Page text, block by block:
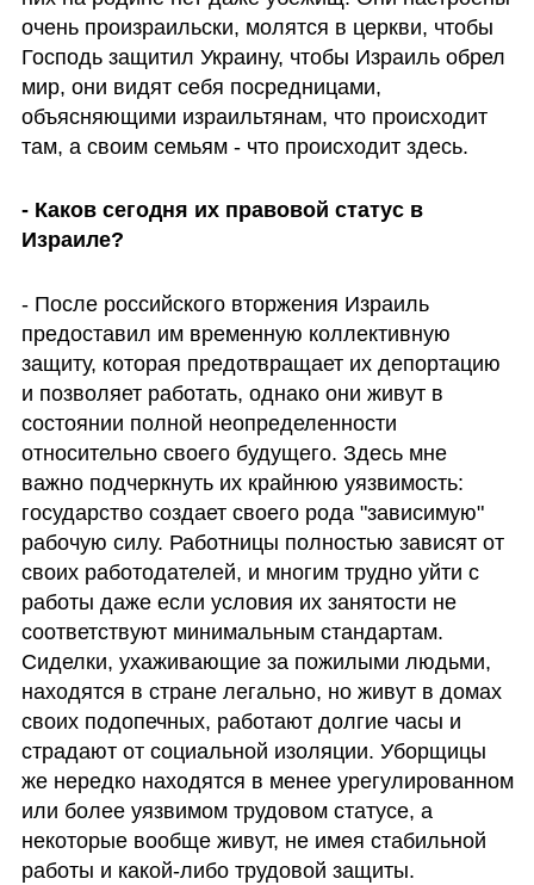
очень произраильски, молятся в церкви, чтобы
Господь защитил Украину, чтобы Израиль обрел
мир, они видят себя посредницами,
объясняющими израильтянам, что происходит
там, а своим семьям - что происходит здесь.
- Каков сегодня их правовой статус в
Израиле?
- После российского вторжения Израиль
предоставил им временную коллективную
защиту, которая предотвращает их депортацию
и позволяет работать, однако они живут в
состоянии полной неопределенности
относительно своего будущего. Здесь мне
важно подчеркнуть их крайнюю уязвимость:
государство создает своего рода "зависимую"
рабочую силу. Работницы полностью зависят от
своих работодателей, и многим трудно уйти с
работы даже если условия их занятости не
соответствуют минимальным стандартам.
Сиделки, ухаживающие за пожилыми людьми,
находятся в стране легально, но живут в домах
своих подопечных, работают долгие часы и
страдают от социальной изоляции. Уборщицы
же нередко находятся в менее урегулированном
или более уязвимом трудовом статусе, а
некоторые вообще живут, не имея стабильной
работы и какой-либо трудовой защиты.